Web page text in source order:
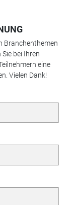
Branchenthemen
bei Ihren
eine
Vielen Dank!